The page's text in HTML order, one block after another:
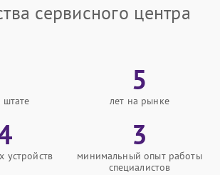
сервисного центра
штате
5
лет на рынке
устройств
3
минимальный опыт работы
специалистов